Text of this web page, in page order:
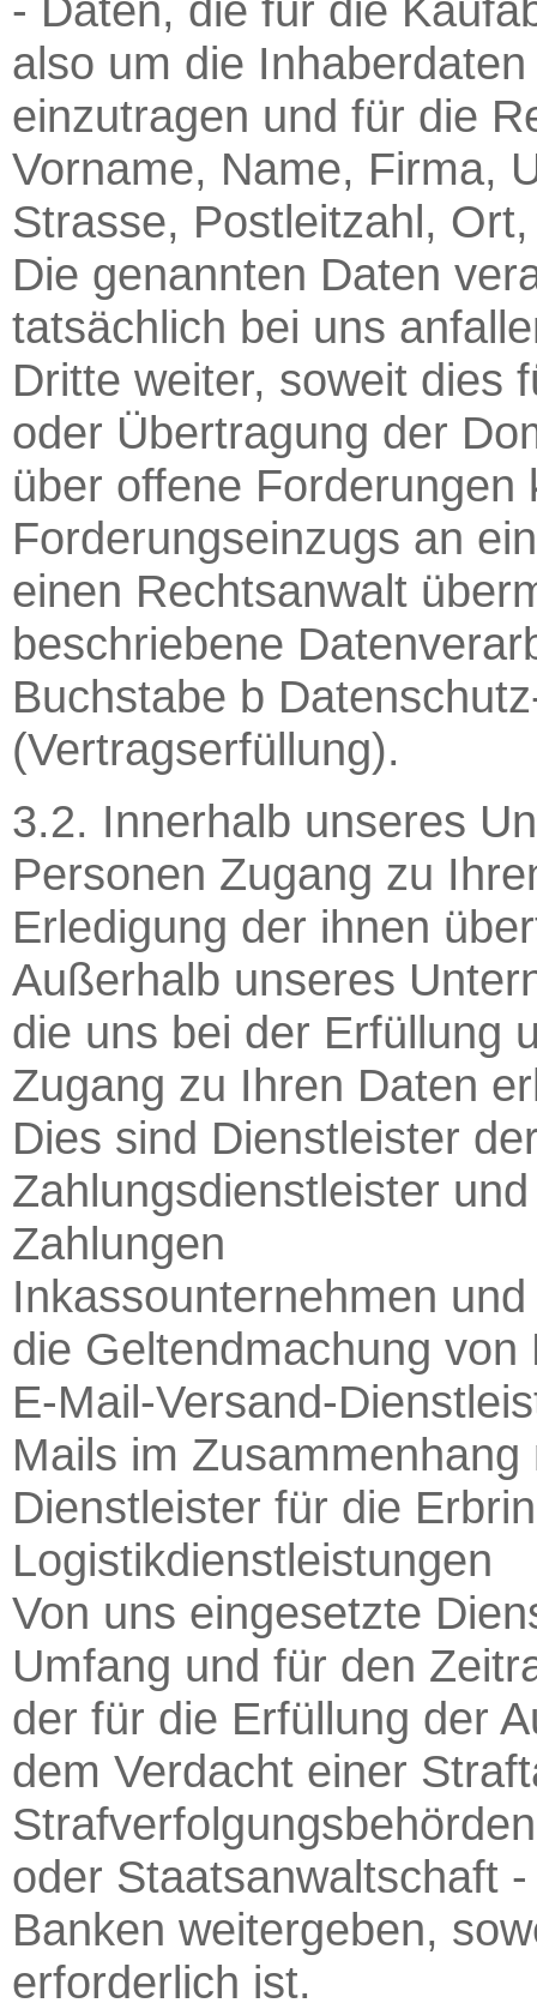
also um die
einzutragen und für die
Vorname, Name, Firma,
Strasse, Postleitzahl,
Die genannten Daten
tatsächlich bei uns
Dritte weiter, soweit dies
oder Übertragung der
über offene
Forderungseinzugs an
einen Rechtsanwalt
beschriebene
Buchstabe b
(Vertragserfüllung).
3.2. Innerhalb unseres
Personen Zugang zu
Erledigung der ihnen
Außerhalb unseres
die uns bei der Erfüllung
Zugang zu Ihren Daten
Dies sind Dienstleister
Zahlungsdienstleister
Zahlungen
Inkassounternehmen
die Geltendmachung von
E-Mail-Versand-
Mails im
Dienstleister für die
Logistikdienstleistungen
Von uns eingesetzte
Umfang und für den
der für die Erfüllung der
dem Verdacht einer
oder Staatsanwaltschaft
Banken weitergeben,
erforderlich ist.